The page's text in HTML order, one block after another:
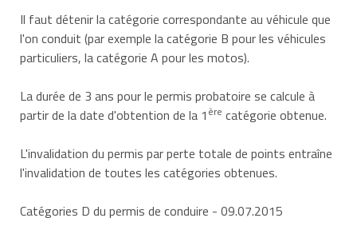
Il faut détenir la catégorie correspondante au véhicule que
l'on conduit (par exemple la catégorie B pour les véhicules
particuliers, la catégorie A pour les motos).
La durée de 3 ans pour le permis probatoire se calcule à
partir de la date d'obtention de la 1 ère catégorie obtenue.
L'invalidation du permis par perte totale de points entraîne
l'invalidation de toutes les catégories obtenues.
Catégories D du permis de conduire - 09.07.2015